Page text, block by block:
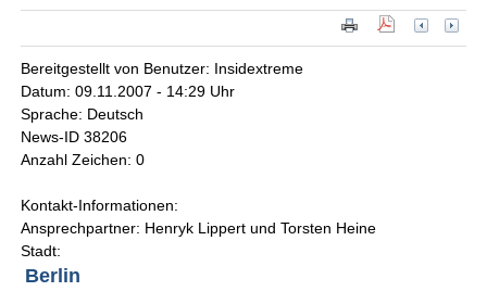
Bereitgestellt von Benutzer: Insidextreme
Datum: 09.11.2007 - 14:29 Uhr
Sprache: Deutsch
News-ID 38206
Anzahl Zeichen: 0
Kontakt-Informationen:
Ansprechpartner: Henryk Lippert und Torsten Heine
Stadt:
Berlin